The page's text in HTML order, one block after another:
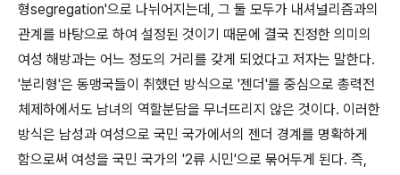
형segregation'으로 나뉘어지는데, 그 둘 모두가 내셔널리즘과의
관계를 바탕으로 하여 설정된 것이기 때문에 결국 진정한 의미의
여성 해방과는 어느 정도의 거리를 갖게 되었다고 저자는 말한다.
'분리형'은 동맹국들이 취했던 방식으로 '젠더'를 중심으로 총력전
체제하에서도 남녀의 역할분담을 무너뜨리지 않은 것이다. 이러한
방식은 남성과 여성으로 국민 국가에서의 젠더 경계를 명확하게
함으로써 여성을 국민 국가의 '2류 시민'으로 묶어두게 된다. 즉,